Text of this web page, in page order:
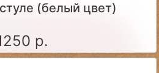
(белый цвет)
р.